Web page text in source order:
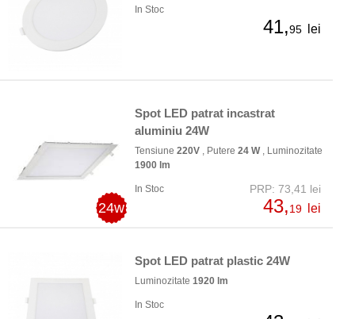
In Stoc
41,95 lei
24w
Spot LED patrat incastrat
aluminiu 24W
Tensiune 220V , Putere 24 W, Luminozitate
1900 lm
In Stoc PRP: 73,41 lei
43,19 lei
Spot LED patrat plastic 24W
Luminozitate 1920 lm
In Stoc